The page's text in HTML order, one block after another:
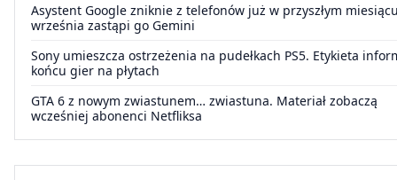
Asystent Google zniknie z telefonów już w przyszłym
września zastąpi go Gemini
Sony umieszcza ostrzeżenia na pudełkach PS5. Etykieta
końcu gier na płytach
GTA 6 z nowym zwiastunem… zwiastuna. Materiał zobaczą
wcześniej abonenci Netfliksa